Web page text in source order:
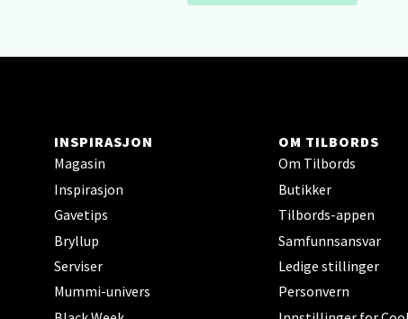
INSPIRASJON
Magasin
Inspirasjon
Gavetips
Bryllup
Serviser
Mummi-univers
OM TILBORDS
Om Tilbords
Butikker
Tilbords-appen
Samfunnsansvar
Ledige stillinger
Personvern
Erich